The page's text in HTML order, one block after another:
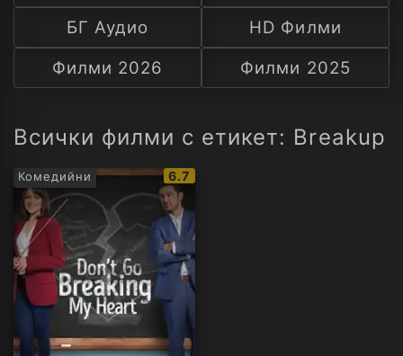
С
А
БГ Аудио
HD Филми
Филми 2026
Филми 2025
Всички филми с етикет: Breakup
Комедийни
IMDb
рейтинг:
6.7